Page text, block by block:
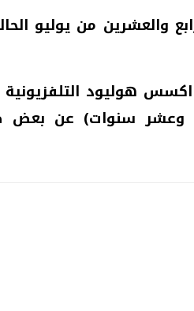
والعشرين من يوليو
هوليود التلفزيونية
وعشر سنوات) عن